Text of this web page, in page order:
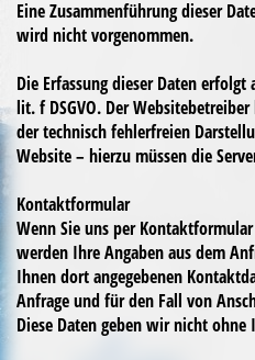
Eine Zusammenführung dieser
wird nicht vorgenommen.
Die Erfassung dieser Daten
lit. f DSGVO. Der
der technisch fehlerfreien
Website – hierzu müssen die
Kontaktformular
Wenn Sie uns per
werden Ihre Angaben aus dem
Ihnen dort angegebenen
Anfrage und für den Fall von
Diese Daten geben wir nicht